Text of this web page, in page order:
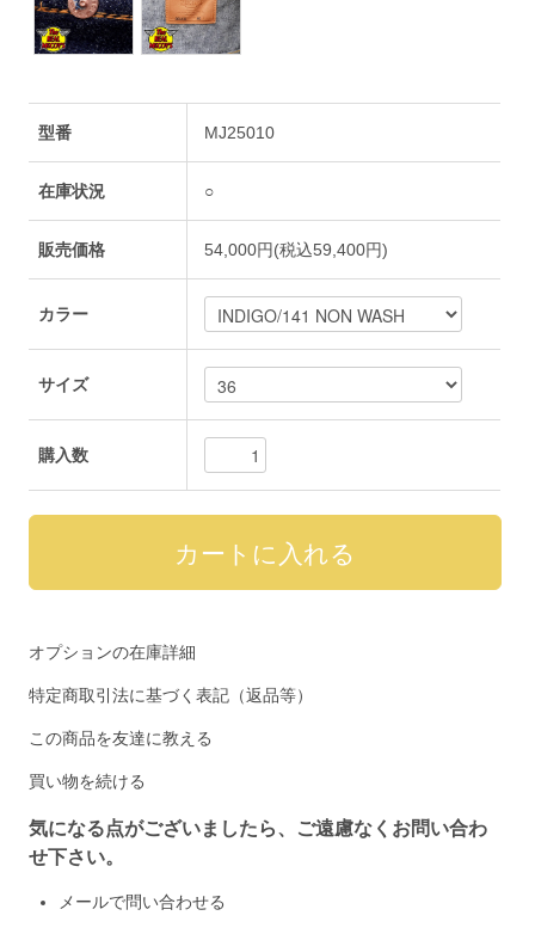
型番 MJ25010
在庫状況 ○
販売価格 54,000円(税込59,400円)
カラー
サイズ
購入数
オプションの在庫詳細
特定商取引法に基づく表記（返品等）
この商品を友達に教える
買い物を続ける
気になる点がございましたら、ご遠慮なくお問い合わ
せ下さい。
メールで問い合わせる